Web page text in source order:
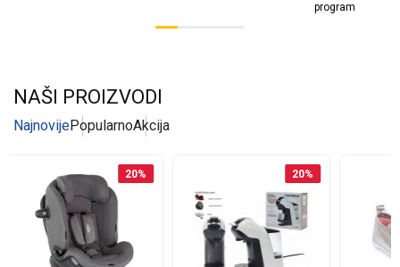
program
NAŠI PROIZVODI
NajnovijePopularnoAkcija
20% 20%